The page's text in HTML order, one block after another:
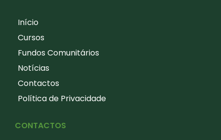
Início
Cursos
Fundos Comunitários
Notícias
Contactos
Política de Privacidade
CONTACTOS